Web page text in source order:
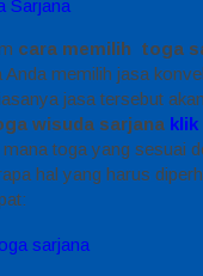
cara memilih toga
Anda memilih jasa
jasa tersebut
wisuda sarjana klik
toga yang sesuai
hal yang harus